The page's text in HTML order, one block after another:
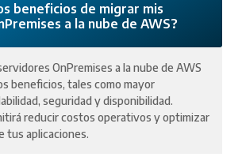
beneficios de migrar mis
a la nube de AWS?
OnPremises a la nube de AWS
beneficios, tales como mayor
seguridad y disponibilidad.
reducir costos operativos y optimizar
tus aplicaciones.